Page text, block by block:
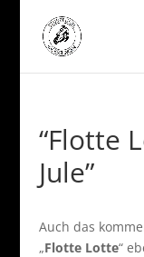
“Flotte
Jule”
Auch das
„Flotte Lotte“